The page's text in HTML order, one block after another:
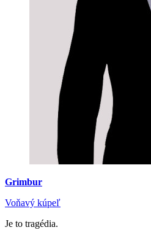
Grimbur
Voňavý kúpeľ
Je to tragédia.